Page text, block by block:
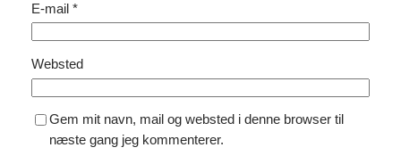
E-mail *
Websted
Gem mit navn, mail og websted i denne browser til
næste gang jeg kommenterer.